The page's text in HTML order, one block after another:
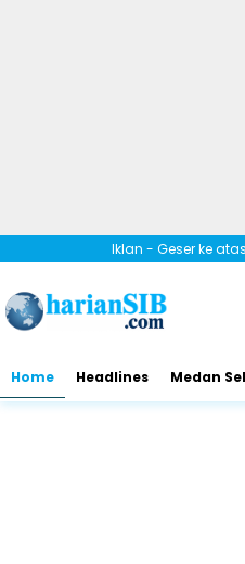
Iklan - Geser ke
Home Headlines Medan